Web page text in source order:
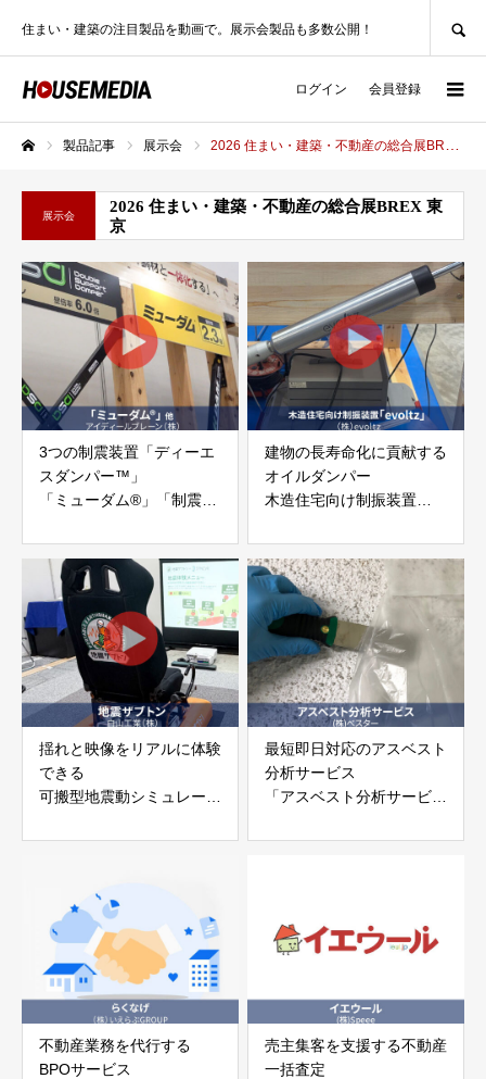
住まい・建築の注目製品を動画で。展示会製品も多数公開！
ログイン 会員登録
製品記事 展示会 2026 住まい・建築・不動産の総合展BREX 東京
展示会
2026 住まい・建築・不動産の総合展BREX 東
京
3つの制震装置「ディーエ
スダンパー™」
「ミューダム®」「制震テ
アイディールブレーン株式
会社
建物の長寿命化に貢献する
オイルダンパー
木造住宅向け制振装置
株式会社evoltz
揺れと映像をリアルに体験
できる
可搬型地震動シミュレータ
白山工業株式会社
最短即日対応のアスベスト
分析サービス
「アスベスト分析サービ
不動産業務を代行する
BPOサービス
売主集客を支援する不動産
一括査定